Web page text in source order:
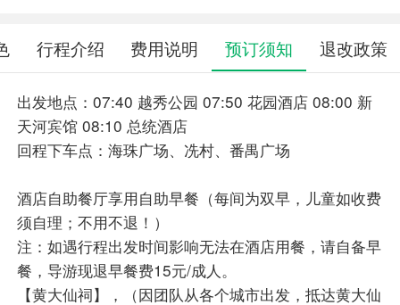
行程介绍 费用说明 预订须知 退改政策
出发地点：07:40 越秀公园 07:50 花园酒店 08:00 新
天河宾馆 08:10 总统酒店
回程下车点：海珠广场、冼村、番禺广场
酒店自助餐厅享用自助早餐（每间为双早，儿童如收费
须自理；不用不退！）
注：如遇行程出发时间影响无法在酒店用餐，请自备早
餐，导游现退早餐费15元/成人。
【黄大仙祠】，（因团队从各个城市出发，抵达黄大仙